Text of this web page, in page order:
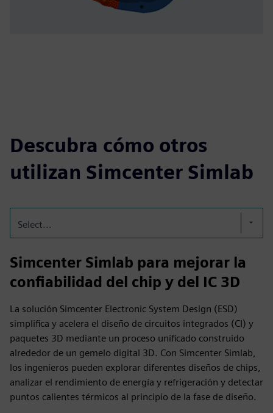
Descubra cómo otros
utilizan Simcenter Simlab
Select...
Simcenter Simlab para mejorar la
confiabilidad del chip y del IC 3D
La solución Simcenter Electronic System Design (ESD)
simplifica y acelera el diseño de circuitos integrados (CI) y
paquetes 3D mediante un proceso unificado construido
alrededor de un gemelo digital 3D. Con Simcenter Simlab,
los ingenieros pueden explorar diferentes diseños de chips,
analizar el rendimiento de energía y refrigeración y detectar
puntos calientes térmicos al principio de la fase de diseño.